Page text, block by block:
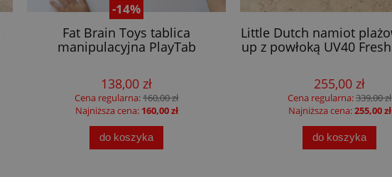
-14%
Fat Brain Toys tablica
manipulacyjna PlayTab
138,00 zł
Cena regularna:160,00 zł
Najniższa cena: 160,00 zł
do koszyka
Little Dutch namiot
up z powłoką UV40
255,00 zł
Cena regularna:339,00 zł
Najniższa cena:255,00 zł
do koszyka